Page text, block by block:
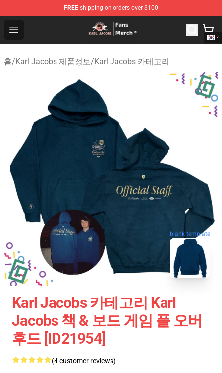
FREE shipping on orders over $100
Open menu
Karl Jacobs Store - Official Karl Jacobs Merchandise
홈/Karl Jacobs 제품정보/Karl Jacobs 카테고리
blank template
Karl Jacobs 카테고리 Karl
Jacobs 책 & 보드 게임 풀 오버
후드 [ID21954]
(4 customer reviews)